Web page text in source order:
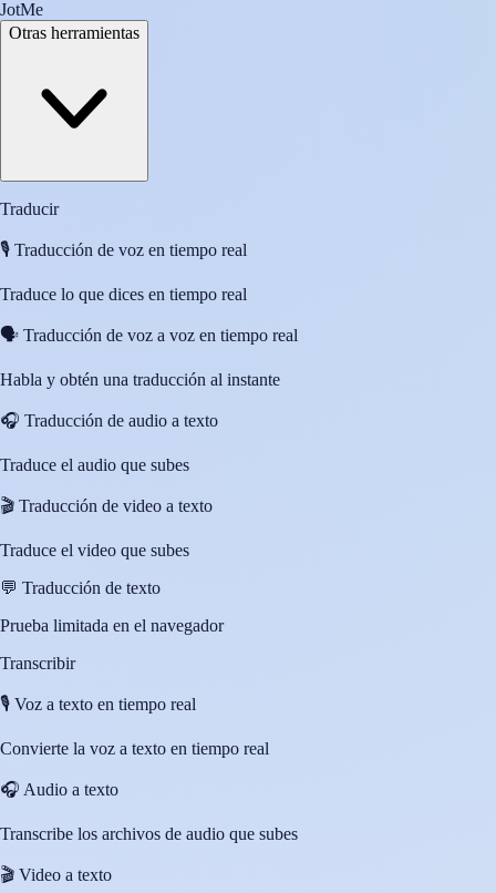
JotMe
Otras herramientas
Traducir
🎙️ Traducción de voz en tiempo real
Traduce lo que dices en tiempo real
🗣️ Traducción de voz a voz en tiempo real
Habla y obtén una traducción al instante
🎧 Traducción de audio a texto
Traduce el audio que subes
🎬 Traducción de video a texto
Traduce el video que subes
💬 Traducción de texto
Prueba limitada en el navegador
Transcribir
🎙️ Voz a texto en tiempo real
Convierte la voz a texto en tiempo real
🎧 Audio a texto
Transcribe los archivos de audio que subes
🎬 Video a texto